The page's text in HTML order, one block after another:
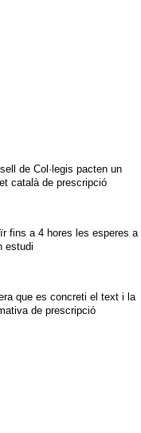
de Col·legis pacten un
català de prescripció
fins a 4 hores les esperes a
estudi
que es concreti el text i la
de prescripció